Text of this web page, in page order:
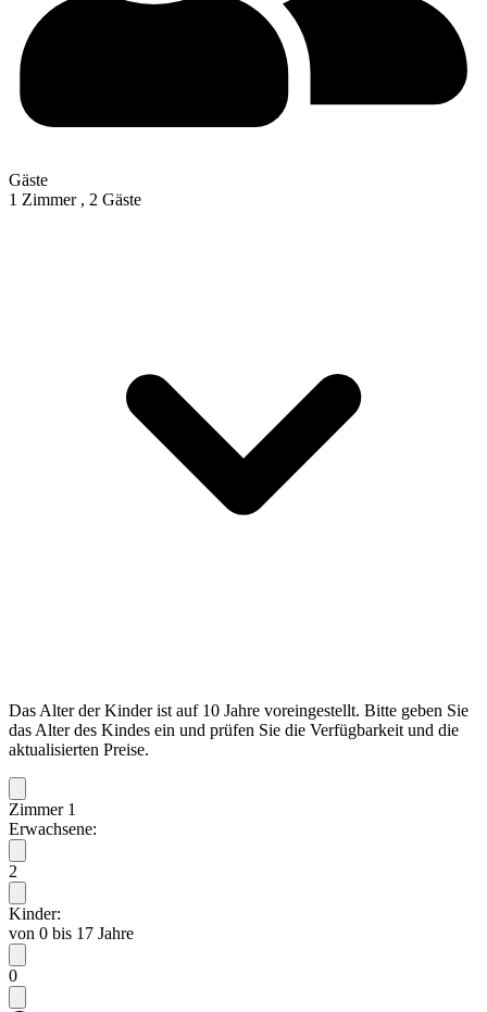
Gäste
1 Zimmer , 2 Gäste
Das Alter der Kinder ist auf 10 Jahre voreingestellt. Bitte geben Sie
das Alter des Kindes ein und prüfen Sie die Verfügbarkeit und die
aktualisierten Preise.
Zimmer 1
Erwachsene:
2
Kinder:
von 0 bis 17 Jahre
0